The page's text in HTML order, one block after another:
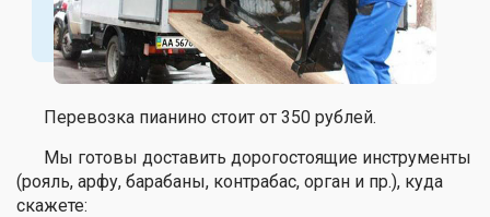
Перевозка пианино стоит от 350 рублей.
Мы готовы доставить дорогостоящие инструменты
(рояль, арфу, барабаны, контрабас, орган и пр.), куда
скажете: